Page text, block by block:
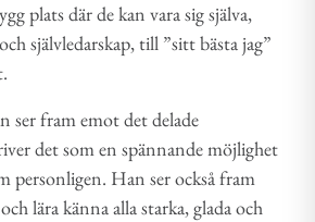
plats där de kan vara sig själva,
självledarskap, till ”sitt bästa jag”
ser fram emot det delade
det som en spännande möjlighet
personligen. Han ser också fram
lära känna alla starka, glada och